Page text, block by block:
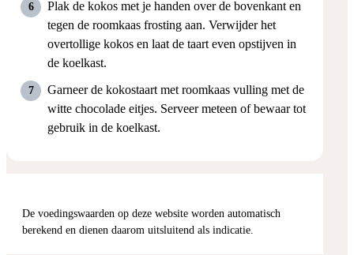
Plak de kokos met je handen over de bovenkant en
tegen de roomkaas frosting aan. Verwijder het
overtollige kokos en laat de taart even opstijven in
de koelkast.
Garneer de kokostaart met roomkaas vulling met de
witte chocolade eitjes. Serveer meteen of bewaar tot
gebruik in de koelkast.
De voedingswaarden op deze website worden automatisch
berekend en dienen daarom uitsluitend als indicatie.